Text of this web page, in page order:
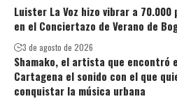
Luister La Voz hizo vibrar a 70.000
en el Conciertazo de Verano de
3 de agosto de 2026
Shamako, el artista que encontró
Cartagena el sonido con el que
conquistar la música urbana